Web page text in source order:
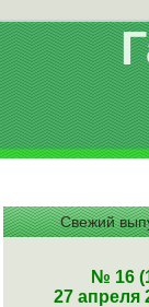
Свежий
№ 16
27 апреля